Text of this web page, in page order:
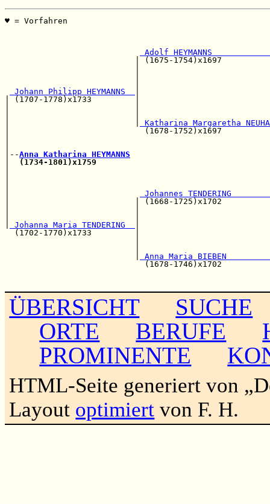
♥ =
Adolf
| (1675-
Johann Philipp HEYMANNS
| (1707-1778)x1733         |
Katharina Margaretha
|                            (1678-
|--Anna Katharina HEYMANNS
(1734-1801)x1759
Johannes
|                          | (1668-
Johanna Maria TENDERING
(1702-1770)x1733         |
Anna Maria
(1678-
ÜBERSICHT
SUCHE
ORTE
BERUFE
PROMINENTE
HTML-Seite generiert von
Layout optimiert von F. H.